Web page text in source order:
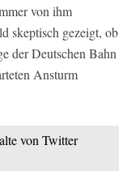
von ihm
skeptisch gezeigt, ob
der Deutschen Bahn
Ansturm
von Twitter